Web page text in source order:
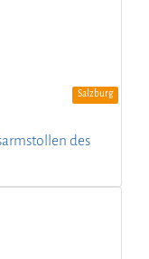
Salzburg
des